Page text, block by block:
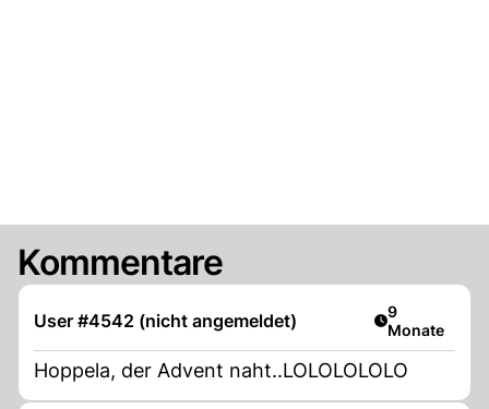
Kommentare
User #4542 (nicht angemeldet) Artikel
9
Monate
Hoppela, der Advent naht..LOLOLOLOLO